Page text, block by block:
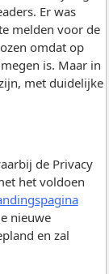
Er was
melden voor de
omdat op
is. Maar in
met duidelijke
de Privacy
het voldoen
nieuwe
en zal